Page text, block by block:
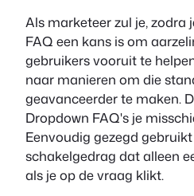
Als marketeer zul je, zodra
FAQ een kans is om
gebruikers vooruit te
naar manieren om die
geavanceerder te maken.
Dropdown FAQ's je
Eenvoudig gezegd
schakelgedrag dat alleen
als je op de vraag klikt.